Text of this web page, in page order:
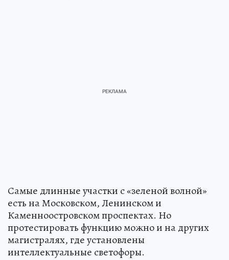
Самые длинные участки с «зеленой волной»
есть на Московском, Ленинском и
Каменноостровском проспектах. Но
протестировать функцию можно и на других
магистралях, где установлены
интеллектуальные светофоры.